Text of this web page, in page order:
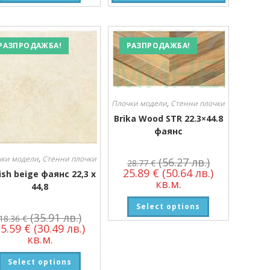
модели, Стенни плочки
beige фаянс 22,3 x
44,8
€ (35.91 лв.)
€ (30.49 лв.)
кв.м.
Select options
РАЗПРОДАЖБА!
Плочки модели, Стенни плочки
Brika Wood STR 22.3×44.8
фаянс
28.77€ (56.27 лв.)
25.89 € (50.64 лв.)
кв.м.
Select options